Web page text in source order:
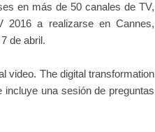
en más de 50 canales de TV,
2016 a realizarse en Cannes,
de abril.
video. The digital transformation
incluye una sesión de preguntas